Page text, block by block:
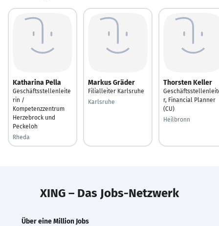
Katharina Pella
Geschäftsstellenleite
rin /
Kompetenzzentrum
Herzebrock und
Peckeloh
Rheda
Markus Gräder
Filialleiter Karlsruhe
Karlsruhe
Thorsten Keller
r, Financial Planner
(CU)
Heilbronn
XING – Das Jobs-Netzwerk
Über eine Million Jobs